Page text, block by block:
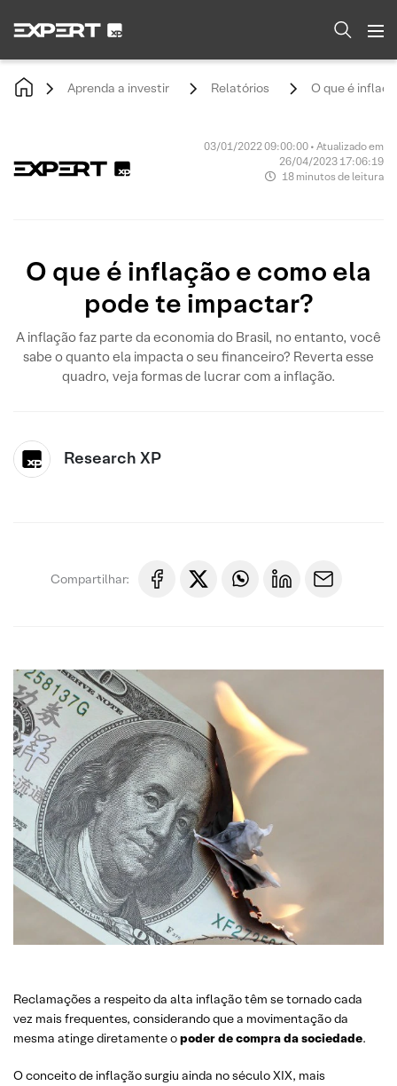
Aprenda a investir Relatórios O que é
03/01/2022 09:00:00 • Atualizado em
26/04/2023 17:06:19
18 minutos de leitura
O que é inflação e como ela
pode te impactar?
A inflação faz parte da economia do Brasil, no entanto, você
sabe o quanto ela impacta o seu financeiro? Reverta esse
quadro, veja formas de lucrar com a inflação.
Research XP
Compartilhar:
Reclamações a respeito da alta inflação têm se tornado cada
vez mais frequentes, considerando que a movimentação da
mesma atinge diretamente opoder de compra da sociedade.
O conceito de inflação surgiu ainda no século XIX, mais